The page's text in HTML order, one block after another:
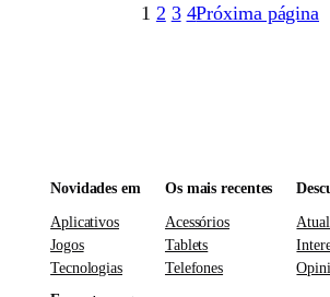
1 2 3 4Próxima página
Novidades em
Aplicativos
Jogos
Tecnologias
Os mais recentes
Acessórios
Tablets
Telefones